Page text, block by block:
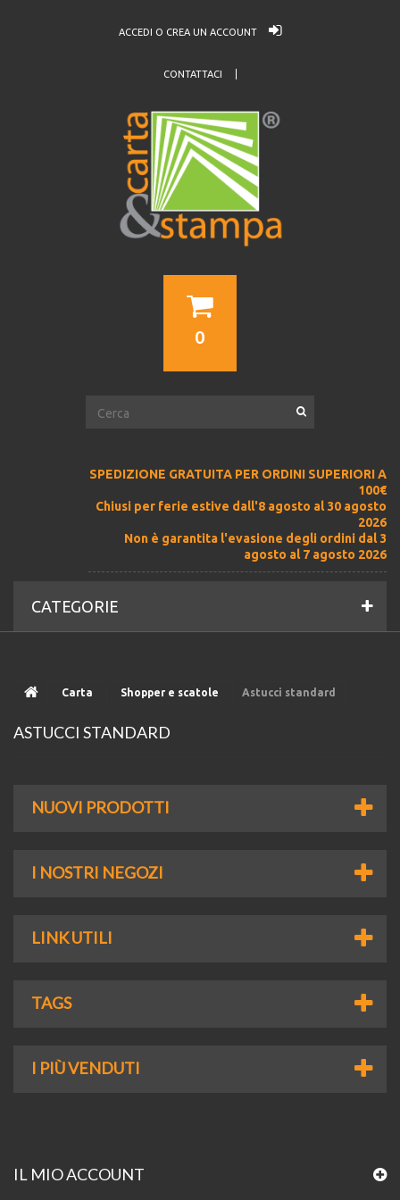
ACCEDI O CREA UN ACCOUNT
CONTATTACI
0
SPEDIZIONE GRATUITA PER ORDINI SUPERIORI A
100€
Chiusi per ferie estive dall'8 agosto al 30 agosto
2026
Non è garantita l'evasione degli ordini dal 3
agosto al 7 agosto 2026
CATEGORIE
Carta Shopper e scatole Astucci standard
ASTUCCI STANDARD
NUOVI PRODOTTI
I NOSTRI NEGOZI
LINK UTILI
TAGS
I PIÙ VENDUTI
IL MIO ACCOUNT